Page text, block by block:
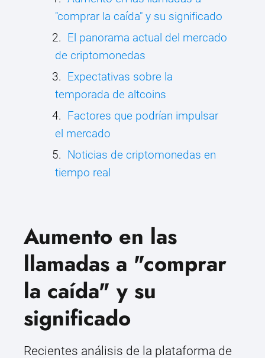
"comprar la caída" y su significado
El panorama actual del mercado
de criptomonedas
Expectativas sobre la
temporada de altcoins
Factores que podrían impulsar
el mercado
Noticias de criptomonedas en
tiempo real
Aumento en las
llamadas a "comprar
la caída" y su
significado
Recientes análisis de la plataforma de